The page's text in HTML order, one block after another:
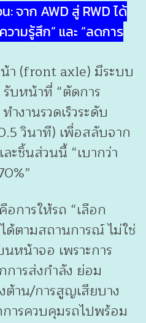
จาก AWD สู่ RWD ได้
วามรู้สึก” และ “ลดการ
า (front axle) มีระบบ
บหน้าที่ “ตัดการ
ำงานรวดเร็วระดับ
วินาที) เพื่อสลับจาก
ะชิ้นส่วนนี้ “เบากว่า
การให้รถ “เลือก
ด้ตามสถานการณ์ ไม่ใช่
หน้าจอ เพราะการ
ารส่งกำลัง ย่อม
ต้าน/การสูญเสียบาง
ารควบคุมรถไปพร้อม